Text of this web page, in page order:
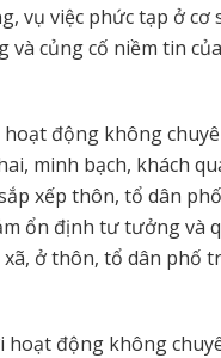
vụ việc phức tạp ở
củng cố niềm tin
động không
minh bạch, khách
xếp thôn, tổ dân
ổn định tư tưởng và
ở thôn, tổ dân phố
động không